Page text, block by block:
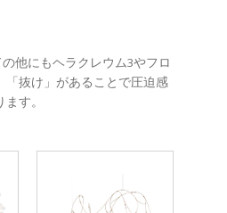
他にもヘラクレウム3やフロ
「抜け」があることで圧迫感
す。